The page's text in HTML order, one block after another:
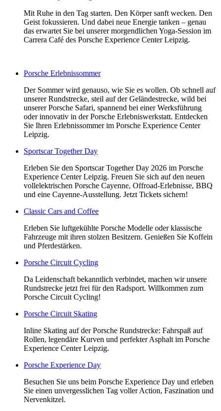
Mit Ruhe in den Tag starten. Den Körper sanft wecken. Den
Geist fokussieren. Und dabei neue Energie tanken – genau
das erwartet Sie bei unserer morgendlichen Yoga-Session im
Carrera Café des Porsche Experience Center Leipzig.
Porsche Erlebnissommer
Der Sommer wird genauso, wie Sie es wollen. Ob schnell auf
unserer Rundstrecke, steil auf der Geländestrecke, wild bei
unserer Porsche Safari, spannend bei einer Werksführung
oder innovativ in der Porsche Erlebniswerkstatt. Entdecken
Sie Ihren Erlebnissommer im Porsche Experience Center
Leipzig.
Sportscar Together Day
Erleben Sie den Sportscar Together Day 2026 im Porsche
Experience Center Leipzig. Freuen Sie sich auf den neuen
vollelektrischen Porsche Cayenne, Offroad-Erlebnisse, BBQ
und eine Cayenne-Ausstellung. Jetzt Tickets sichern!
Classic Cars and Coffee
Erleben Sie luftgekühlte Porsche Modelle oder klassische
Fahrzeuge mit ihren stolzen Besitzern. Genießen Sie Koffein
und Pferdestärken.
Porsche Circuit Cycling
Da Leidenschaft bekanntlich verbindet, machen wir unsere
Rundstrecke jetzt frei für den Radsport. Willkommen zum
Porsche Circuit Cycling!
Porsche Circuit Skating
Inline Skating auf der Porsche Rundstrecke: Fahrspaß auf
Rollen, legendäre Kurven und perfekter Asphalt im Porsche
Experience Center Leipzig.
Porsche Experience Day
Besuchen Sie uns beim Porsche Experience Day und erleben
Sie einen unvergesslichen Tag voller Action, Faszination und
Nervenkitzel.